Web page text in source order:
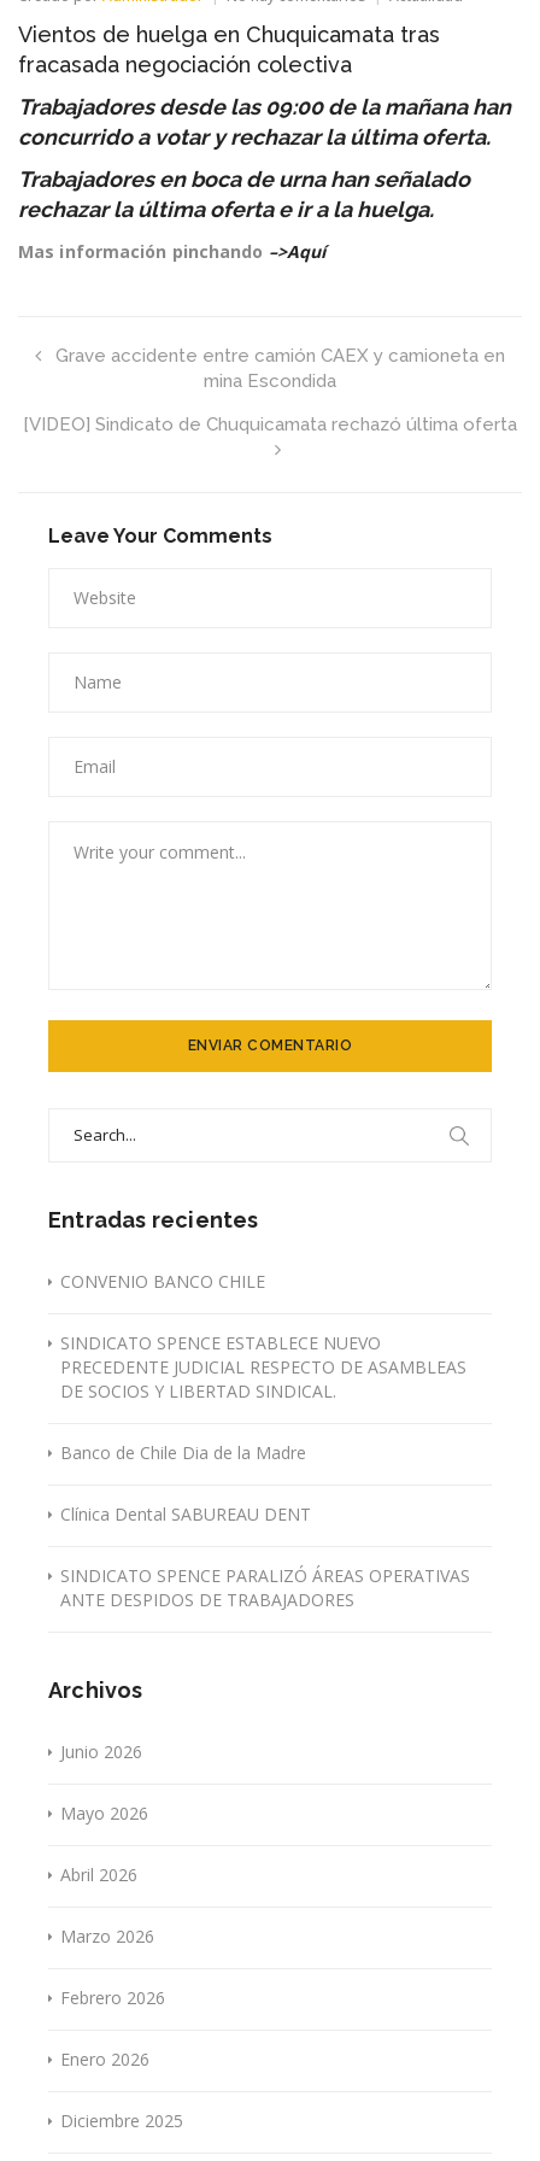
de
Chuquicamata
tras
fracasada
colectiva
Vientos de huelga en Chuquicamata tras
fracasada negociación colectiva
Trabajadores desde las 09:00 de la mañana han
concurrido a votar y rechazar la última oferta.
Trabajadores en boca de urna han señalado
rechazar la última oferta e ir a la huelga.
Mas información pinchando –>Aquí
Grave accidente entre camión CAEX y camioneta en
mina Escondida
[VIDEO] Sindicato de Chuquicamata rechazó última oferta
Leave Your Comments
Entradas recientes
CONVENIO BANCO CHILE
SINDICATO SPENCE ESTABLECE NUEVO
PRECEDENTE JUDICIAL RESPECTO DE ASAMBLEAS
DE SOCIOS Y LIBERTAD SINDICAL.
Banco de Chile Dia de la Madre
Clínica Dental SABUREAU DENT
SINDICATO SPENCE PARALIZÓ ÁREAS OPERATIVAS
ANTE DESPIDOS DE TRABAJADORES
Archivos
Junio 2026
Mayo 2026
Abril 2026
Marzo 2026
Febrero 2026
Enero 2026
Diciembre 2025